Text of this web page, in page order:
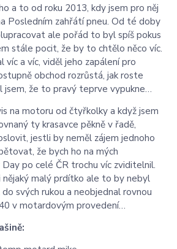
a to od roku 2013, kdy jsem pro něj
Posledním zahřátí pneu. Od té doby
ale pořád to byl spíš pokus
stále pocit, že by to chtělo něco víc.
víc a víc, viděl jeho zapálení pro
obchod rozrůstá, jak roste
jsem, že to pravý teprve vypukne…
na motoru od čtyřkolky a když jsem
ty krasavce pěkně v řadě,
jestli by neměl zájem jednoho
že bych ho na mých
po celé ČR trochu víc zviditelnil.
nějaký malý prdítko ale to by nebyl
svých rukou a neobjednal rovnou
v motardovým provedení…